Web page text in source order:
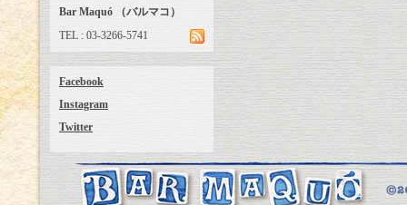
Bar Maquó （バルマコ）
TEL : 03-3266-5741
Facebook
Instagram
Twitter